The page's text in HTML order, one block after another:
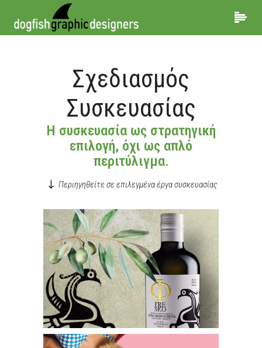
Σχεδιασμός
Συσκευασίας
Η συσκευασία ως στρατηγική
επιλογή, όχι ως απλό
περιτύλιγμα.
Περιηγηθείτε σε επιλεγμένα έργα συσκευασίας